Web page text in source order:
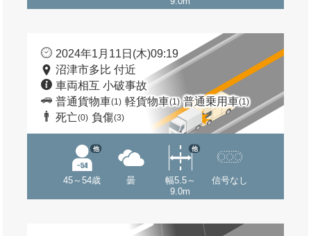
2024年1月11日(木)09:19
沼津市多比 付近
車両相互 小破事故
普通貨物車(1) 軽貨物車(1) 普通乗用車(1)
死亡(0) 負傷(3)
45～54歳
他
曇
幅5.5～
9.0m
他
信号なし